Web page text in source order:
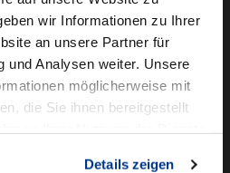
wir Informationen zu Ihrer
an unsere Partner für
und Analysen weiter. Unsere
möglicherweise mit
die Sie ihnen bereitgestellt
Details zeigen